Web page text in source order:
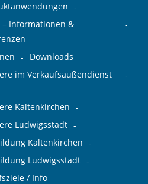
– Informationen &
Downloads
im Verkaufsaußendienst
Kaltenkirchen
Ludwigsstadt
Kaltenkirchen
Ludwigsstadt
/ Info